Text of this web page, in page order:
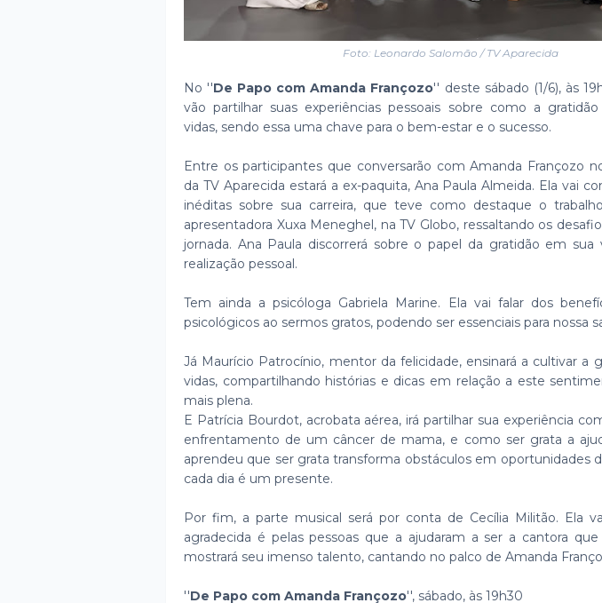
Foto: Leonardo Salomão / TV Aparecida
No ''De Papo com Amanda Françozo'' deste sábado (1/6), às
vão partilhar suas experiências pessoais sobre como a
vidas, sendo essa uma chave para o bem-estar e o sucesso.
Entre os participantes que conversarão com Amanda Françozo
da TV Aparecida estará a ex-paquita, Ana Paula Almeida. Ela vai
inéditas sobre sua carreira, que teve como destaque o
apresentadora Xuxa Meneghel, na TV Globo, ressaltando os
jornada. Ana Paula discorrerá sobre o papel da gratidão em sua
realização pessoal.
Tem ainda a psicóloga Gabriela Marine. Ela vai falar dos
psicológicos ao sermos gratos, podendo ser essenciais para nossa
Já Maurício Patrocínio, mentor da felicidade, ensinará a cultivar a
vidas, compartilhando histórias e dicas em relação a este
mais plena.
E Patrícia Bourdot, acrobata aérea, irá partilhar sua experiência
enfrentamento de um câncer de mama, e como ser grata a
aprendeu que ser grata transforma obstáculos em oportunidades
cada dia é um presente.
Por fim, a parte musical será por conta de Cecília Militão. Ela
agradecida é pelas pessoas que a ajudaram a ser a cantora
mostrará seu imenso talento, cantando no palco de Amanda
''De Papo com Amanda Françozo'', sábado, às 19h30